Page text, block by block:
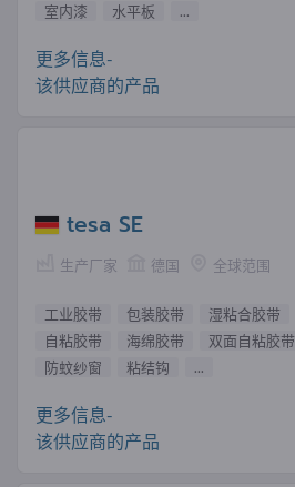
室内漆
水平板 ...
更多信息-
该供应商的产品
tesa SE
生产厂家 德国 全球范围
工业胶带 包装胶带 湿粘合胶带
自粘胶带
海绵胶带 双面自粘胶带
防蚊纱窗
粘结钩 ...
更多信息-
该供应商的产品